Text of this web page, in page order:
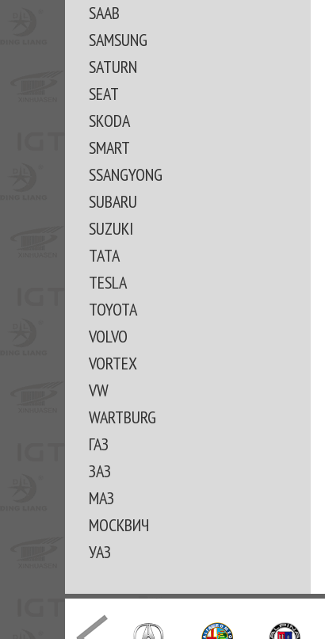
SAAB
SAMSUNG
SATURN
SEAT
SKODA
SMART
SSANGYONG
SUBARU
SUZUKI
TATA
TESLA
TOYOTA
VOLVO
VORTEX
VW
WARTBURG
ГАЗ
ЗАЗ
МАЗ
МОСКВИЧ
УАЗ